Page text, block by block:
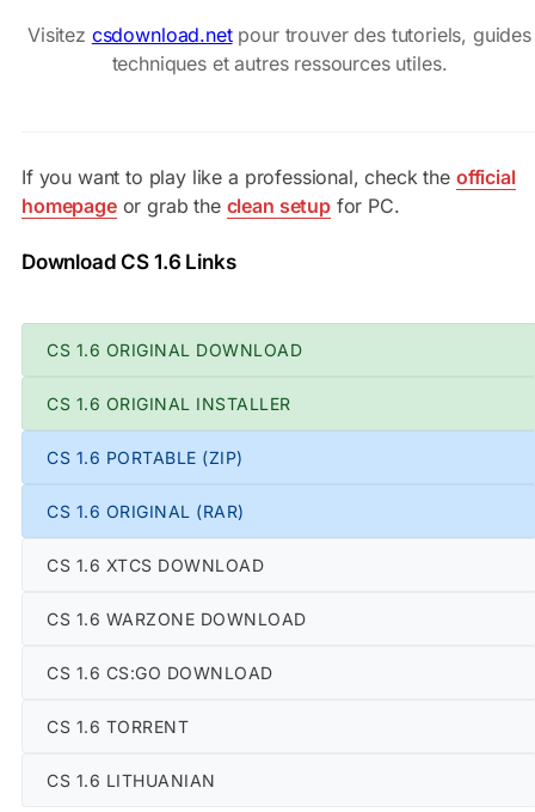
Visitez csdownload.netpour trouver des tutoriels, guides
techniques et autres ressources utiles.
If you want to play like a professional, check the official
homepageor grab the clean setupfor PC.
Download CS 1.6 Links
CS 1.6 ORIGINAL DOWNLOAD
CS 1.6 ORIGINAL INSTALLER
CS 1.6 PORTABLE (ZIP)
CS 1.6 ORIGINAL (RAR)
CS 1.6 XTCS DOWNLOAD
CS 1.6 WARZONE DOWNLOAD
CS 1.6 CS:GO DOWNLOAD
CS 1.6 TORRENT
CS 1.6 LITHUANIAN